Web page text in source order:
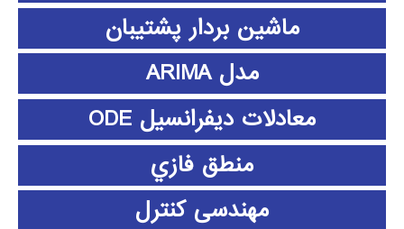
ماشین بردار پشتیبان
مدل ARIMA
معادلات دیفرانسیل ODE
منطق فازي
مهندسی کنترل